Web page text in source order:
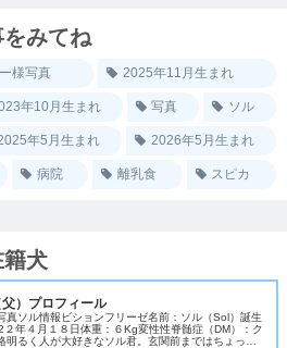
みてね
様写真 2025年11月生まれ
年10月生まれ 写真 ソル
年5月生まれ 2026年5月生まれ
病院 離乳食 スピカ
犬
）プロフィール
真ソル情報ビションフリーゼ名前：ソル（Sol）誕生
２年４月１８日体重：６Kg変性性脊髄症（DM）：ク
明るく人が大好きなソル君。玄関前まではちょっぴ